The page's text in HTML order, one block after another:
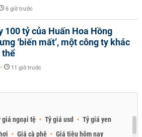
6 giờ trước
100 tỷ của Huấn Hoa Hồng
‘biến mất’, một công ty khác
thể
- 11 giờ trước
giá ngoại tệ Tỷ giá usd
Tỷ giá yen
Giá cà phê Giá tiêu hôm nay